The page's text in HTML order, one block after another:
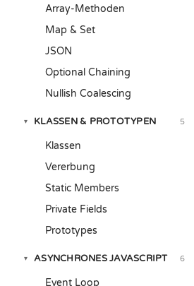
Array-Methoden
Map & Set
JSON
Optional Chaining
Nullish Coalescing
▾ KLASSEN & PROTOTYPEN 5
Klassen
Vererbung
Static Members
Private Fields
Prototypes
▾ ASYNCHRONES JAVASCRIPT 6
Event Loop